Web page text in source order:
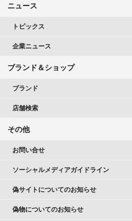
ニュース
トピックス
企業ニュース
ブランド＆ショップ
ブランド
店舗検索
その他
お問い合せ
ソーシャルメディアガイドライン
偽サイトについてのお知らせ
偽物についてのお知らせ